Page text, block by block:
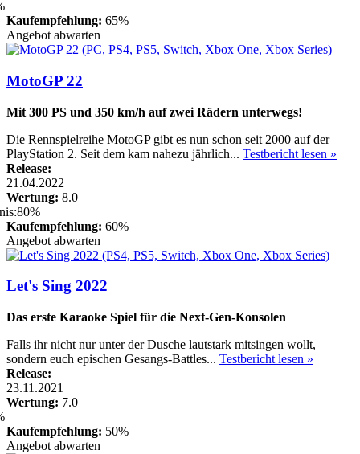
Kaufempfehlung: 65%
Angebot abwarten
MotoGP 22
Mit 300 PS und 350 km/h auf zwei Rädern unterwegs!
Die Rennspielreihe MotoGP gibt es nun schon seit 2000 auf der
PlayStation 2. Seit dem kam nahezu jährlich... Testbericht lesen »
Release:
21.04.2022
Wertung: 8.0
Kaufempfehlung: 60%
Angebot abwarten
Let's Sing 2022
Das erste Karaoke Spiel für die Next-Gen-Konsolen
Falls ihr nicht nur unter der Dusche lautstark mitsingen wollt,
sondern euch epischen Gesangs-Battles... Testbericht lesen »
Release:
23.11.2021
Wertung: 7.0
Kaufempfehlung: 50%
Angebot abwarten